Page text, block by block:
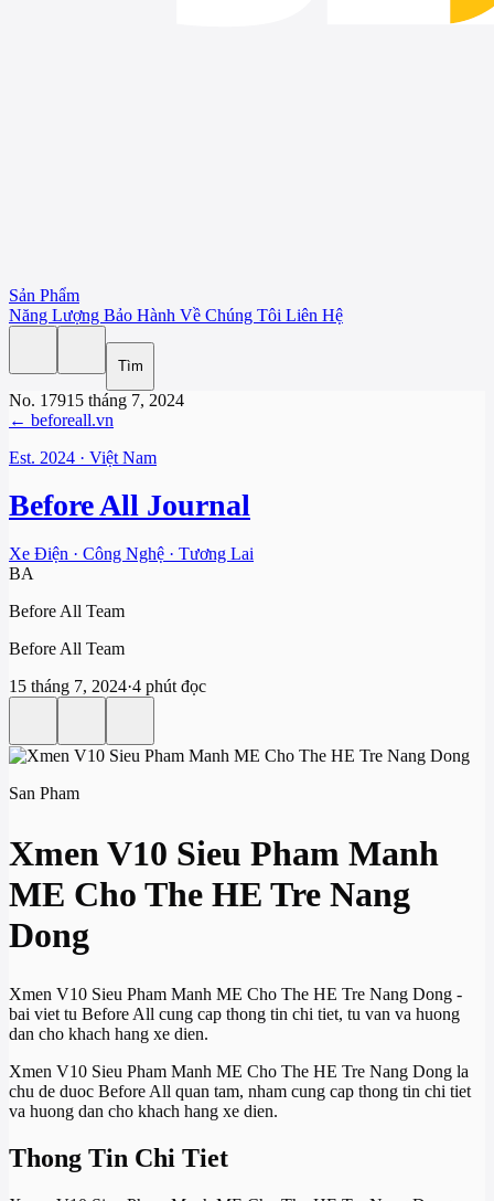
Sản Phẩm
Năng Lượng Bảo Hành Về Chúng Tôi Liên Hệ
Tìm
No. 17915 tháng 7, 2024
← beforeall.vn
Est. 2024 · Việt Nam
Before All Journal
Xe Điện · Công Nghệ · Tương Lai
BA
Before All Team
Before All Team
15 tháng 7, 2024·4 phút đọc
San Pham
Xmen V10 Sieu Pham Manh
ME Cho The HE Tre Nang
Dong
Xmen V10 Sieu Pham Manh ME Cho The HE Tre Nang Dong -
bai viet tu Before All cung cap thong tin chi tiet, tu van va huong
dan cho khach hang xe dien.
Xmen V10 Sieu Pham Manh ME Cho The HE Tre Nang Dong la
chu de duoc Before All quan tam, nham cung cap thong tin chi tiet
va huong dan cho khach hang xe dien.
Thong Tin Chi Tiet